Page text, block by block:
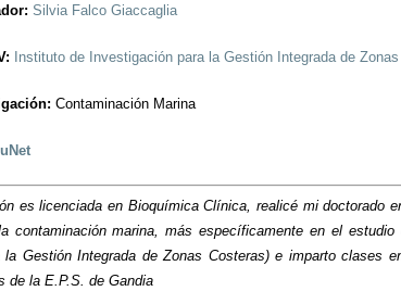
Silvia Falco Giaccaglia
Instituto de Investigación para la Gestión Integrada de
Contaminación Marina
es licenciada en Bioquímica Clínica, realicé mi doctorado
contaminación marina, más específicamente en el
la Gestión Integrada de Zonas Costeras) e imparto clases
de la E.P.S. de Gandia